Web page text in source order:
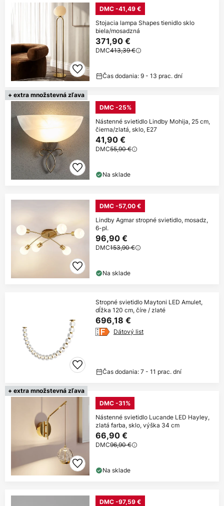
DMC -41,49 €
Stojacia lampa Shapes tienidlo sklo
biela/mosadzná
371,90 €
DMC413,39 €
Čas dodania: 9 - 13 prac. dní
+ extra množstevná zľava
DMC -25%
Nástenné svietidlo Lindby Mohija, 25 cm,
čierna/zlatá, sklo, E27
41,90 €
DMC55,90 €
Na sklade
DMC -57,00 €
Lindby Agmar stropné svietidlo, mosadz,
6-pl.
96,90 €
DMC153,90 €
Na sklade
Stropné svietidlo Maytoni LED Amulet,
dĺžka 120 cm, číre / zlaté
696,18 €
Dátový list
Čas dodania: 7 - 11 prac. dní
+ extra množstevná zľava
DMC -31%
Nástenné svietidlo Lucande LED Hayley,
zlatá farba, sklo, výška 34 cm
66,90 €
DMC96,90 €
Na sklade
DMC -97,59 €